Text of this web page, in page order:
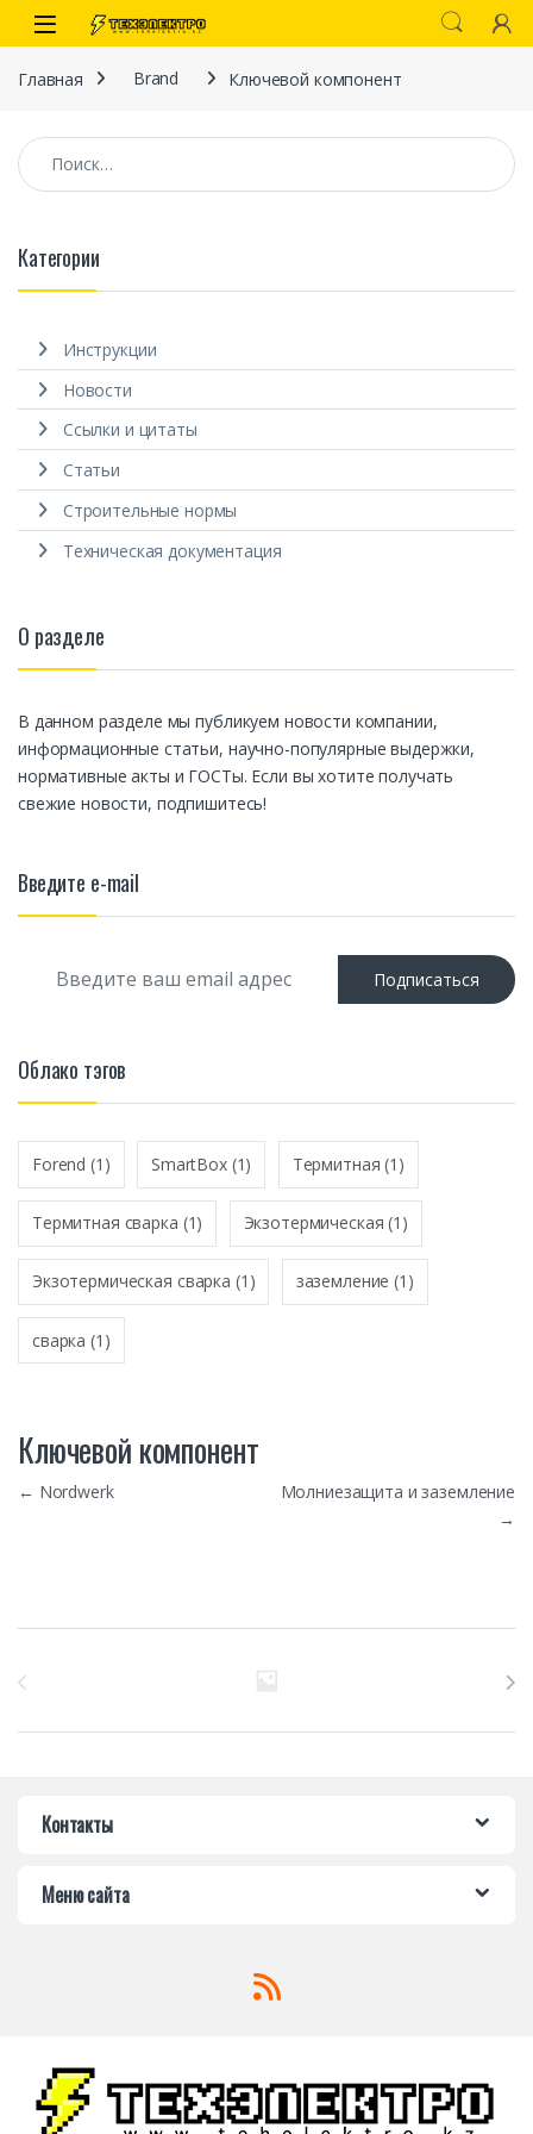
Перейти к навигации
перейти к содержанию
Open
Главная Brand Ключевой компонент
Ключевой компонент
Навигация по записям
← Nordwerk
Молниезащита и заземление
→
Найти:
Категории
Инструкции
Новости
Ссылки и цитаты
Статьи
Строительные нормы
Техническая документация
О разделе
В данном разделе мы публикуем новости компании,
информационные статьи, научно-популярные выдержки,
нормативные акты и ГОСТы. Если вы хотите получать
свежие новости, подпишитесь!
Введите e-mail
l
*
Подписаться
Облако тэгов
Forend (1) SmartBox(1) Термитная (1)
Термитная сварка (1) Экзотермическая (1)
Экзотермическая сварка (1) заземление (1)
сварка (1)
Контакты
Меню сайта